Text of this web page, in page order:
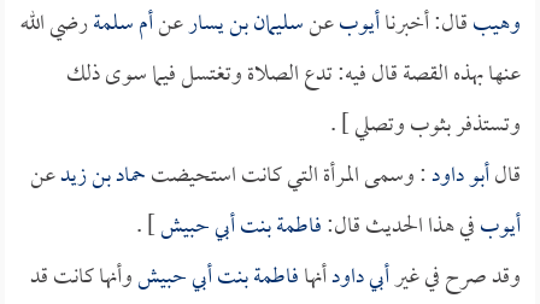
وهيبقال: أخبرناأيوبعنسليمان بن يسارعنأم سلمةرضي الله
عنها بهذه القصة قال فيه: تدع الصلاة وتغتسل فيما سوى ذلك
وتستذفر بثوب وتصلي ] .
قالأبو داود: وسمى المرأة التي كانت استحيضتحماد بن زيدعن
أيوبفي هذا الحديث قال:فاطمة بنت أبي حبيش] .
وقد صرح في غيرأبي داودأنهافاطمة بنت أبي حبيشوأنها كانت قد